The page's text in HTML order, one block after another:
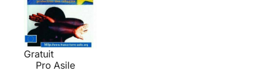
Gratuit
Pro Asile